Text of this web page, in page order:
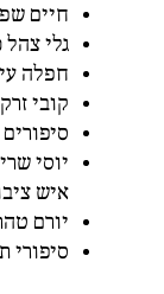
חיים
גלי
חפלה
קובי
יוסי
איש
יורם
סיפורי